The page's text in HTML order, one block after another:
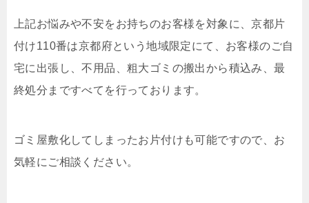
上記お悩みや不安をお持ちのお客様を対象に、京都片
付け110番は京都府という地域限定にて、お客様のご自
宅に出張し、不用品、粗大ゴミの搬出から積込み、最
終処分まですべてを行っております。
ゴミ屋敷化してしまったお片付けも可能ですので、お
気軽にご相談ください。